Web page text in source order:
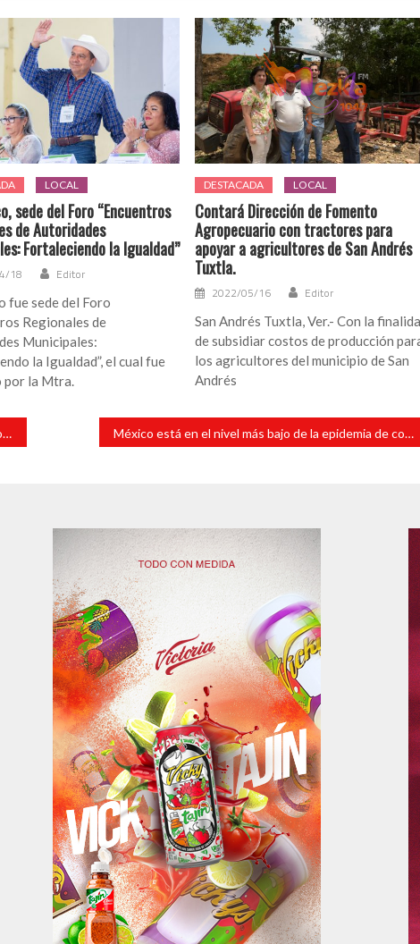
LOCAL
sede del Foro “Encuentros
de Autoridades
Fortaleciendo la Igualdad”
18 Editor
fue sede del Foro
Regionales de
Municipales:
la Igualdad”, el cual fue
por la Mtra.
DESTACADA LOCAL
Contará Dirección de Fomento
Agropecuario con tractores para
apoyar a agricultores de San Andrés
Tuxtla.
2022/05/16 Editor
San Andrés Tuxtla, Ver.- Con la
de subsidiar costos de producción
los agricultores del municipio de San
Andrés
México está en el nivel más bajo de la epidemia de covid desde 2020: López-Gatell